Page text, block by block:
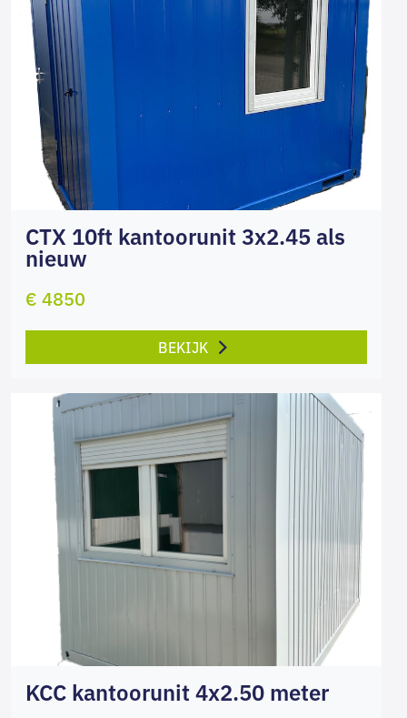
CTX 10ft kantoorunit 3x2.45 als
nieuw
€ 4850
BEKIJK
KCC kantoorunit 4x2.50 meter